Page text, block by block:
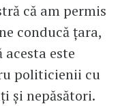
că am permis
conducă ţara,
este
politicienii cu
şi nepăsători.